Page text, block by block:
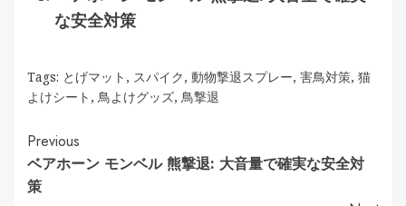
な安全対策
Tags: とげマット , スパイク, 動物撃退スプレー, 害鳥対策, 猫
よけシート , 鳥よけグッズ, 鳥撃退
Continue
Reading
Previous
ベアホーン モンベル 熊撃退: 大音量で確実な安全対
策